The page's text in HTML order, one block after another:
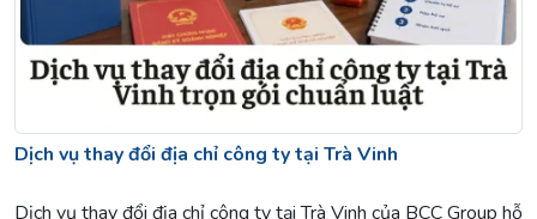
Dịch vụ thay đổi địa chỉ công ty tại Trà Vinh
Dịch vụ thay đổi địa chỉ công ty tại Trà Vinh của BCC Group hỗ